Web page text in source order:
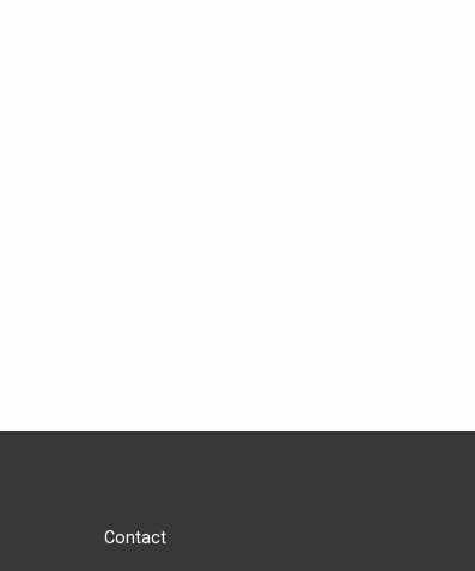
Contact